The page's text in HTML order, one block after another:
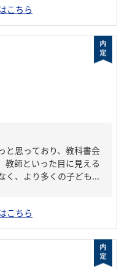
こちら
と思っており、教科書会
教師といった目に見える
く、より多くの子ども...
こちら